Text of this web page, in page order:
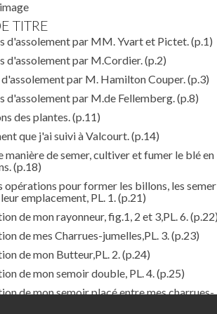
TITRE
d'assolement par MM. Yvart et Pictet. (p.1)
d'assolement par M.Cordier. (p.2)
par M. Hamilton Couper. (p.3)
d'assolement par M.de Fellemberg. (p.8)
des plantes. (p.11)
que j'ai suivi à Valcourt. (p.14)
manière de semer, cultiver et fumer le blé en
(p.18)
opérations pour former les billons, les
emplacement, PL. 1. (p.21)
de mon rayonneur, fig.1, 2 et 3,PL. 6.
de mes Charrues-jumelles,PL. 3. (p.23)
de mon Butteur,PL. 2. (p.24)
de mon semoir double, PL. 4. (p.25)
de mon semoir placé entre mes charrues-